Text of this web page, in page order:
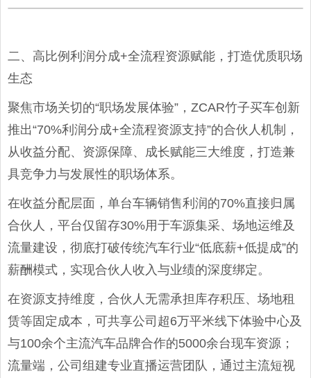
二、高比例利润分成+全流程资源赋能，打造优质职场
生态
聚焦市场关切的“职场发展体验”，ZCAR竹子买车创新
推出“70%利润分成+全流程资源支持”的合伙人机制，
从收益分配、资源保障、成长赋能三大维度，打造兼
具竞争力与发展性的职场体系。
在收益分配层面，单台车辆销售利润的70%直接归属
合伙人，平台仅留存30%用于车源集采、场地运维及
流量建设，彻底打破传统汽车行业“低底薪+低提成”的
薪酬模式，实现合伙人收入与业绩的深度绑定。
在资源支持维度，合伙人无需承担库存积压、场地租
赁等固定成本，可共享公司超6万平米线下体验中心及
与100余个主流汽车品牌合作的5000余台现车资源；
流量端，公司组建专业直播运营团队，通过主流短视